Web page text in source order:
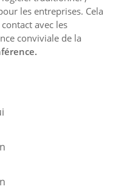
les entreprises. Cela
avec les
conviviale de la